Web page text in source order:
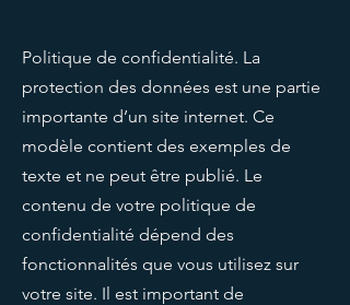
Politique de confidentialité. La
protection des données est une partie
importante d’un site internet. Ce
modèle contient des exemples de
texte et ne peut être publié. Le
contenu de votre politique de
confidentialité dépend des
fonctionnalités que vous utilisez sur
votre site. Il est important de